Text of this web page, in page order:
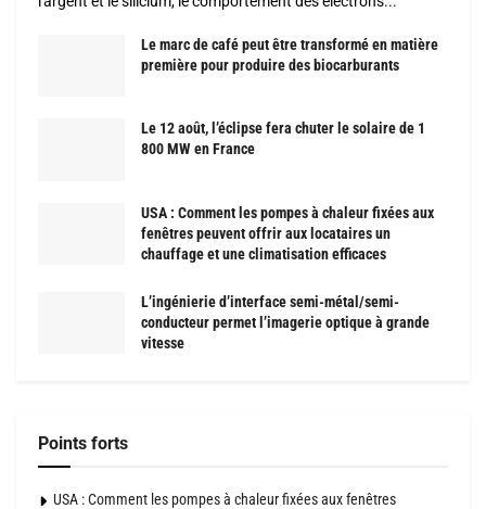
Le marc de café peut être transformé en matière
première pour produire des biocarburants
Le 12 août, l’éclipse fera chuter le solaire de 1
800 MW en France
USA : Comment les pompes à chaleur fixées aux
fenêtres peuvent offrir aux locataires un
chauffage et une climatisation efficaces
L’ingénierie d’interface semi-métal/semi-
conducteur permet l’imagerie optique à grande
vitesse
Points forts
USA : Comment les pompes à chaleur fixées aux fenêtres